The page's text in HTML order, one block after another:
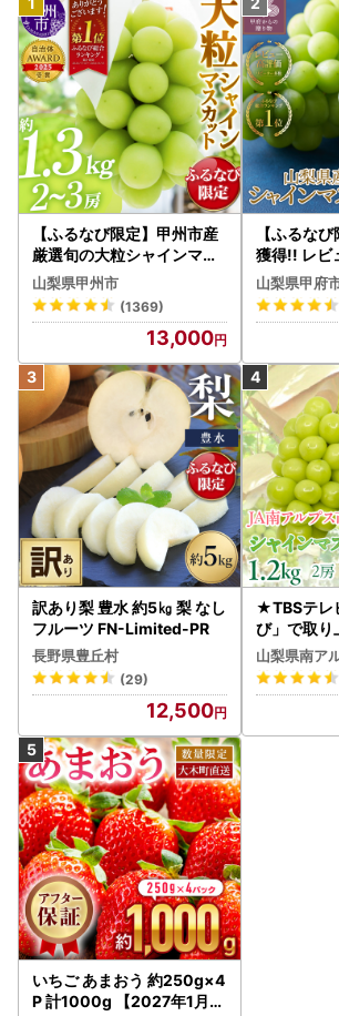
【ふるなび限定】甲州市産
厳選旬の大粒シャインマス
カット 約1.3kg 2～3房【2
026年発送】（MG）B12-
472 FN-Limited-VO シャ
インマスカット フルーツ
山梨県甲州市
(1369)
13,000
【ふるな
獲得!! レビ
〈2026年
県産 シャイ
～3房（
ン フルー
P
山梨県甲府
訳あり梨 豊水 約5㎏ 梨 なし
フルーツ FN-Limited-PR
長野県豊丘村
(29)
12,500
★TBSテレ
び」で取り
！★＜2026
約＞絶品！
シャインマ
LPAA003
評価 ラン
山梨県南ア
いちご あまおう 約250g×4
P 計1000g 【2027年1月～